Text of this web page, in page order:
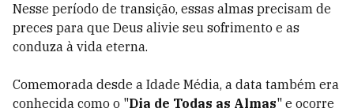
Nesse período de transição, essas almas precisam de
preces para que Deus alivie seu sofrimento e as
conduza à vida eterna.
Comemorada desde a Idade Média, a data também era
conhecida como o "Dia de Todas as Almas" e ocorre